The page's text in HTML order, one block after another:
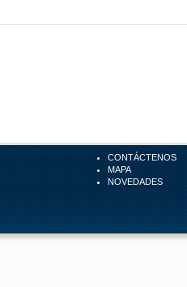
CONTÁCTENOS
MAPA
NOVEDADES